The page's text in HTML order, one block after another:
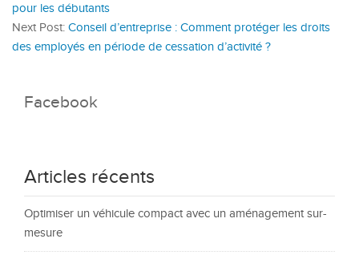
pour les débutants
Next Post: Conseil d’entreprise : Comment protéger les droits
des employés en période de cessation d’activité ?
Facebook
Articles récents
Optimiser un véhicule compact avec un aménagement sur-
mesure